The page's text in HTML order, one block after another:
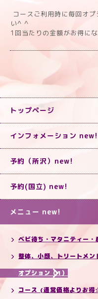
コースご利用時に毎回オ
い^ ^
1回当たりの金額がお得にな
トップページ
インフォメーション new!
予約（所沢）new!
予約(国立) new!
メニュー new!
ベビ待ち・マタニティー・
整体、小顔、トリートメ
オプション（1）
コース (通常価格よりお得